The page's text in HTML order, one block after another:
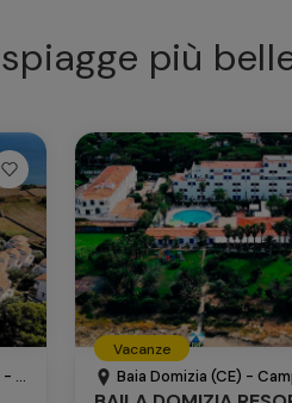
più
Vacanze
Baia Domizia (CE) -